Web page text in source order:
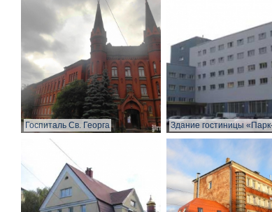
Госпиталь Св. Георга Здание гостиницы